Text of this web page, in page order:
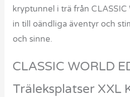
kryptunnel i trä från
in till oändliga äventyr och
och sinne.
CLASSIC WORLD
Träleksplatser XXL